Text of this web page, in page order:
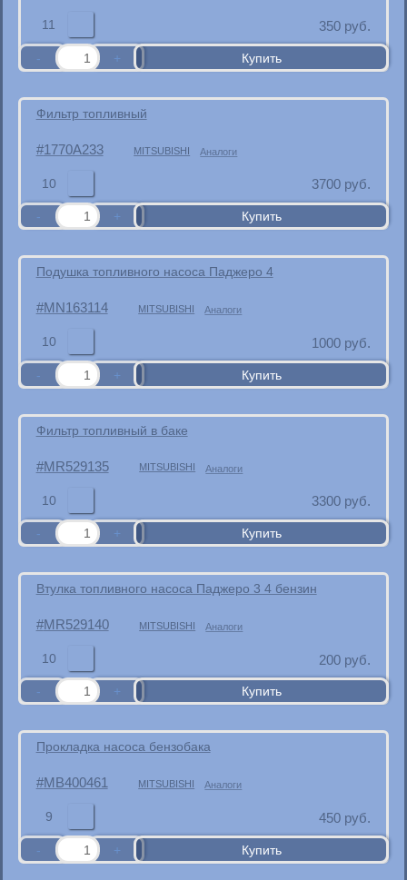
11 350 руб.
Фильтр топливный
1770A233 MITSUBISHI Аналоги
10 3700 руб.
Подушка топливного насоса Паджеро 4
MN163114 MITSUBISHI Аналоги
10 1000 руб.
Фильтр топливный в баке
MR529135 MITSUBISHI Аналоги
10 3300 руб.
Втулка топливного насоса Паджеро 3 4 бензин
MR529140 MITSUBISHI Аналоги
10 200 руб.
Прокладка насоса бензобака
MB400461 MITSUBISHI Аналоги
9 450 руб.